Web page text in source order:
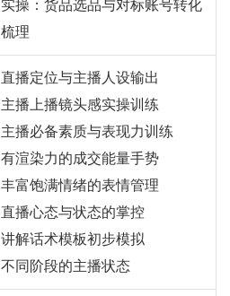
实操：货品选品与对标账号转化
梳理
直播定位与主播人设输出
主播上播镜头感实操训练
主播必备素质与表现力训练
有渲染力的成交能量手势
丰富饱满情绪的表情管理
直播心态与状态的掌控
讲解话术模板初步模拟
不同阶段的主播状态